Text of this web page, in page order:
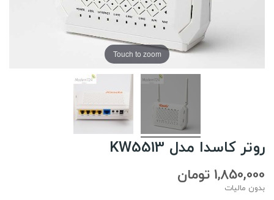
Touch to zoom
روتر کاسدا مدل KW5513
1,850,000 تومان
بدون مالیات